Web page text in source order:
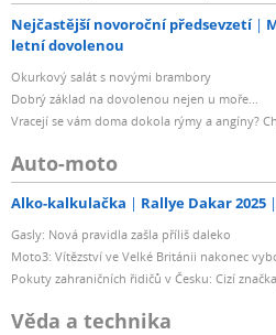
Nejčastější novoroční předsevzetí
letní dovolenou
Okurkový salát s novými brambory
Dobrý základ na dovolenou nejen u moře...
Vracejí se vám doma dokola rýmy a angíny?
Auto-moto
Alko-kalkulačka Rallye Dakar 2025
Gasly: Nová pravidla zašla příliš daleko
Moto3: Vítězství ve Velké Británii nakonec
Pokuty zahraničních řidičů v Česku: Cizí
Věda a technika